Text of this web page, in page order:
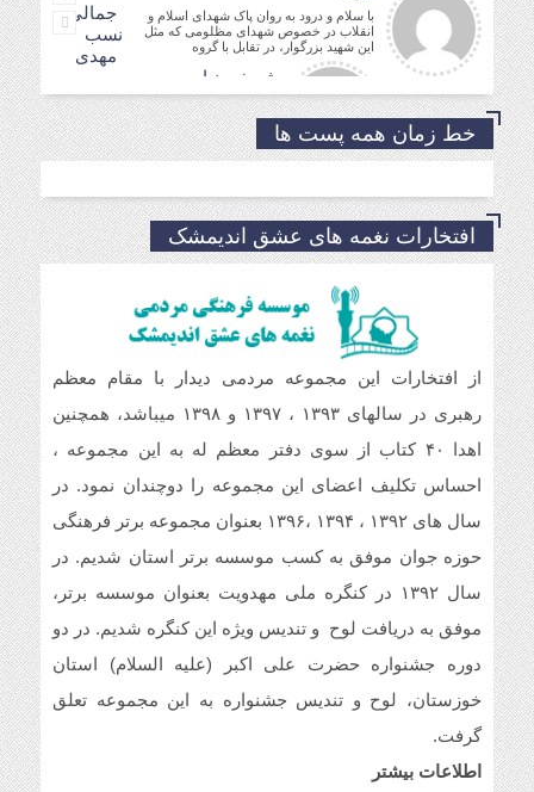
با سلام و درود به روان پاک شهدای اسلام و
انقلاب در خصوص شهدای مظلومی که مثل
این شهید بزرگوار، در تقابل با گروه
جمالی
نسب
مهدی
شریفی نیا
خداروشکر که جوانانی مثه شما داریم.
مدیر فرهنگی
سلام و ارادت. بله از طریق خط تلفن شما در
شبکه های مجازی ارسال گردید.
حسین
سلام خسته نباشین فایل صوتی بیکلام سرود
بهشتی)
خط زمان همه پست ها
افتخارات نغمه های عشق اندیمشک
از افتخارات این مجموعه مردمی دیدار با مقام معظم
رهبری در سالهای ۱۳۹۳ ، ۱۳۹۷ و ۱۳۹۸ میباشد، همچنین
اهدا ۴۰ کتاب از سوی دفتر معظم له به این مجموعه ،
احساس تکلیف اعضای این مجموعه را دوچندان نمود. در
سال های ۱۳۹۲ ، ۱۳۹۴ ،۱۳۹۶ بعنوان مجموعه برتر فرهنگی
حوزه جوان موفق به کسب موسسه برتر استان شدیم. در
سال ۱۳۹۲ در کنگره ملی مهدویت بعنوان موسسه برتر،
موفق به دریافت لوح و تندیس ویژه این کنگره شدیم. در دو
دوره جشنواره حضرت علی اکبر (علیه السلام) استان
خوزستان، لوح و تندیس جشنواره به این مجموعه تعلق
گرفت.
اطلاعات بیشتر